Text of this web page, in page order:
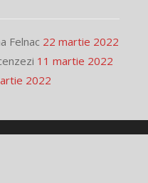
Felnac 22 martie 2022
11 martie 2022
2022